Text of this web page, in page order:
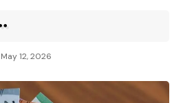
12, 2026